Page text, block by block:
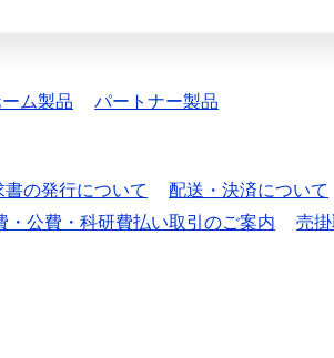
ム製品 パートナー製品
の発行について 配送・決済について
・公費・科研費払い取引のご案内 売